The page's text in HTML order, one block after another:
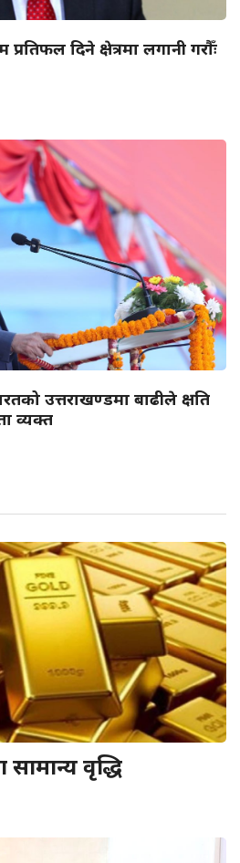
दिने क्षेत्रमा लगानी गरौँः
उत्तराखण्डमा बाढीले क्षति
व्यक्त
वृद्धि